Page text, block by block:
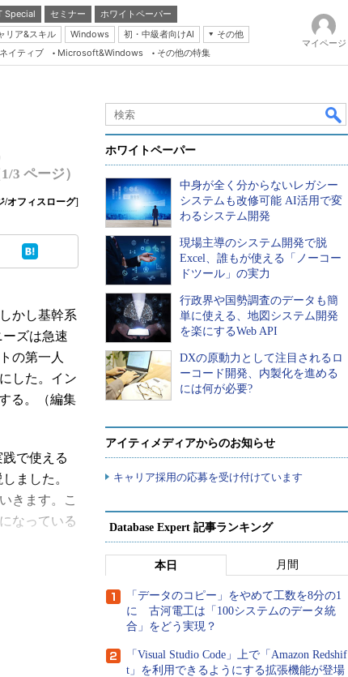
Special セミナー
ホワイトペーパー
リア&スキル Windows 初・中級者向けAI
その他
Server & Storage
Database Expert
Master of IP Network
Security & Trust
Insider.NET
ブログ
イティブ Microsoft&Windows その他の特集
マイページ
1/3 ページ）
/オフィスローグ]
かし基幹系
ズは急速
の第一人
した。イン
る。（編集
践で使える
ました。
きます。こ
なっている
ホワイトペーパー
中身が全く分からないレガシー
システムも改修可能 AI活用で変
わるシステム開発
現場主導のシステム開発で脱
Excel、誰もが使える「ノーコー
ドツール」の実力
行政界や国勢調査のデータも簡
単に使える、地図システム開発
を楽にするWeb API
DXの原動力として注目されるロ
ーコード開発、内製化を進める
には何が必要?
アイティメディアからのお知らせ
キャリア採用の応募を受け付けています
Database Expert 記事ランキング
本日 月間
「データのコピー」をやめて工数を8分の1
に 古河電工は「100システムのデータ統
合」をどう実現？
「Visual Studio Code」上で「Amazon Redshif
t」を利用できるようにする拡張機能が登場